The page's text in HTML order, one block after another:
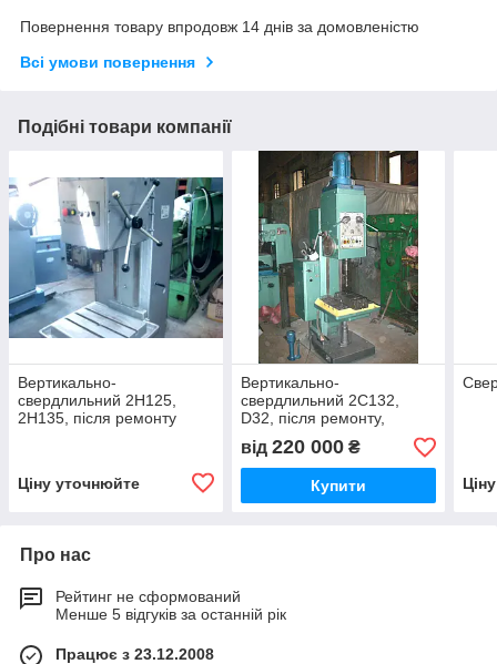
Повернення товару впродовж 14 днів за домовленістю
Всі умови повернення
Подібні товари компанії
Вертикально-
свердлильний 2Н125,
2Н135, після ремонту
Ціну уточнюйте
Вертикально-
свердлильний 2С132,
D32, після ремонту,
1990р. випуску, виробник
— м. Стерлітамак
від 220 000₴
Купити
Про нас
Рейтинг не сформований
Менше 5 відгуків за останній рік
Працює з 23.12.2008